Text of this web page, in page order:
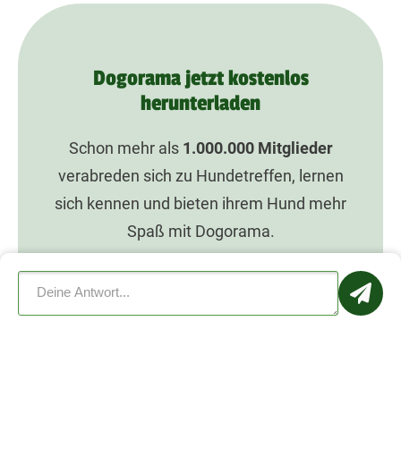
Dogorama jetzt kostenlos
herunterladen
Schon mehr als 1.000.000Mitglieder
verabreden sich zu Hundetreffen, lernen
sich kennen und bieten ihrem Hund mehr
Spaß mit Dogorama.